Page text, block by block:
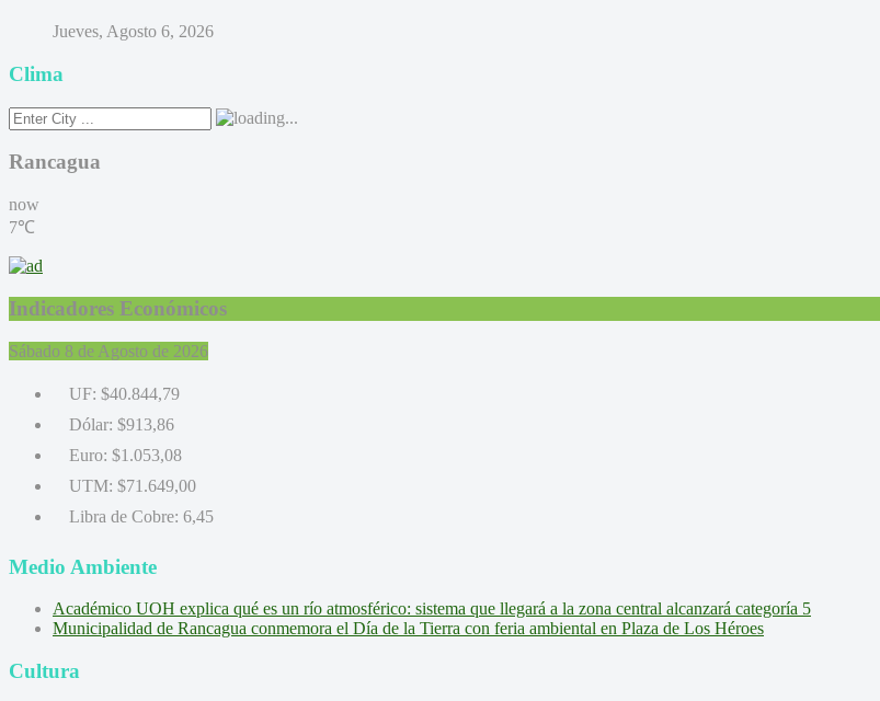
Jueves, Agosto 6, 2026
Clima
Rancagua
now
7℃
Indicadores Económicos
Sábado 8 de Agosto de 2026
UF: $40.844,79
Dólar: $913,86
Euro: $1.053,08
UTM: $71.649,00
Libra de Cobre: 6,45
Medio Ambiente
Académico UOH explica qué es un río atmosférico: sistema que llegará a la zona central alcanzará categoría 5
Municipalidad de Rancagua conmemora el Día de la Tierra con feria ambiental en Plaza de Los Héroes
Cultura